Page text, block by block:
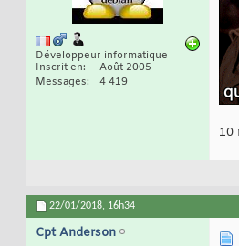
Développeur informatique
Inscrit en
Août 2005
Messages
4 419
10
22/01/2018, 16h34
Cpt Anderson